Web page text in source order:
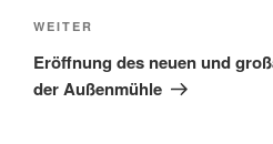
Nächster
Beitrag
WEITER
Eröffnung des neuen und
der Außenmühle